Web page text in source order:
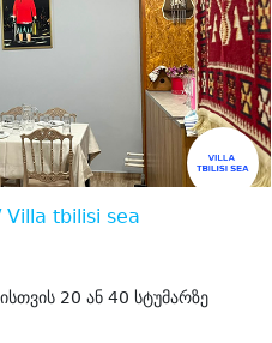
tbilisi sea
20 ან 40 სტუმარზე